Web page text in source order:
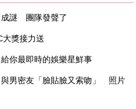
成謎 團隊發聲了
獎接力送
你最即時的娛樂星鮮事
與男密友「臉貼臉又索吻」 照片